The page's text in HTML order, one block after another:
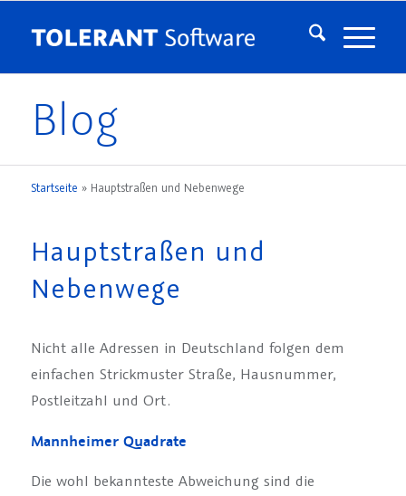
Blog
Startseite » Hauptstraßen und Nebenwege
Hauptstraßen und
Nebenwege
Nicht alle Adressen in Deutschland folgen dem
einfachen Strickmuster Straße, Hausnummer,
Postleitzahl und Ort.
Mannheimer Quadrate
Die wohl bekannteste Abweichung sind die